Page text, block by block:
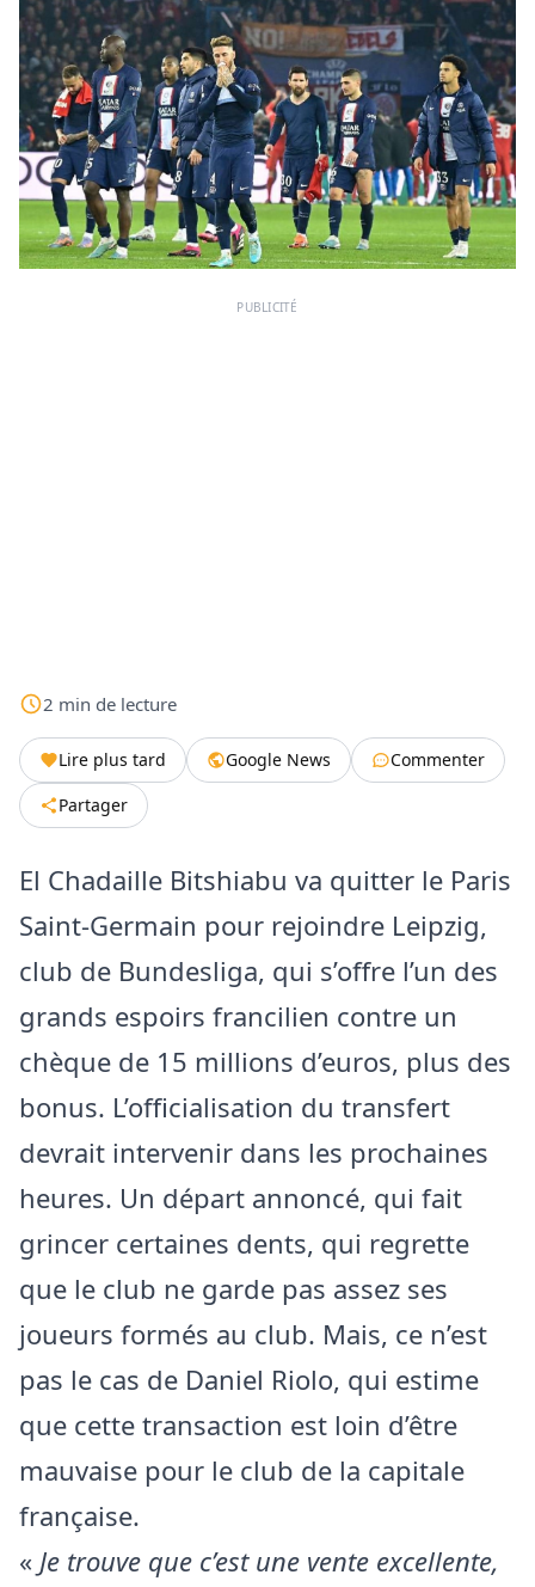
PUBLICITÉ
2 min de lecture
Lire plus tard Google News
Commenter
Partager
El Chadaille Bitshiabu va quitter le Paris
Saint-Germain pour rejoindre Leipzig,
club de Bundesliga, qui s’offre l’un des
grands espoirs francilien contre un
chèque de 15 millions d’euros, plus des
bonus. L’officialisation du transfert
devrait intervenir dans les prochaines
heures. Un départ annoncé, qui fait
grincer certaines dents, qui regrette
que le club ne garde pas assez ses
joueurs formés au club. Mais, ce n’est
pas le cas de Daniel Riolo, qui estime
que cette transaction est loin d’être
mauvaise pour le club de la capitale
française.
« Je trouve que c’est une vente excellente,